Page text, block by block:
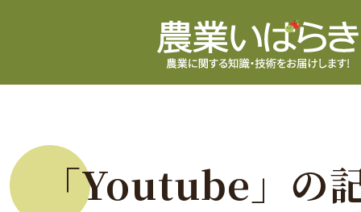
「Youtube」の